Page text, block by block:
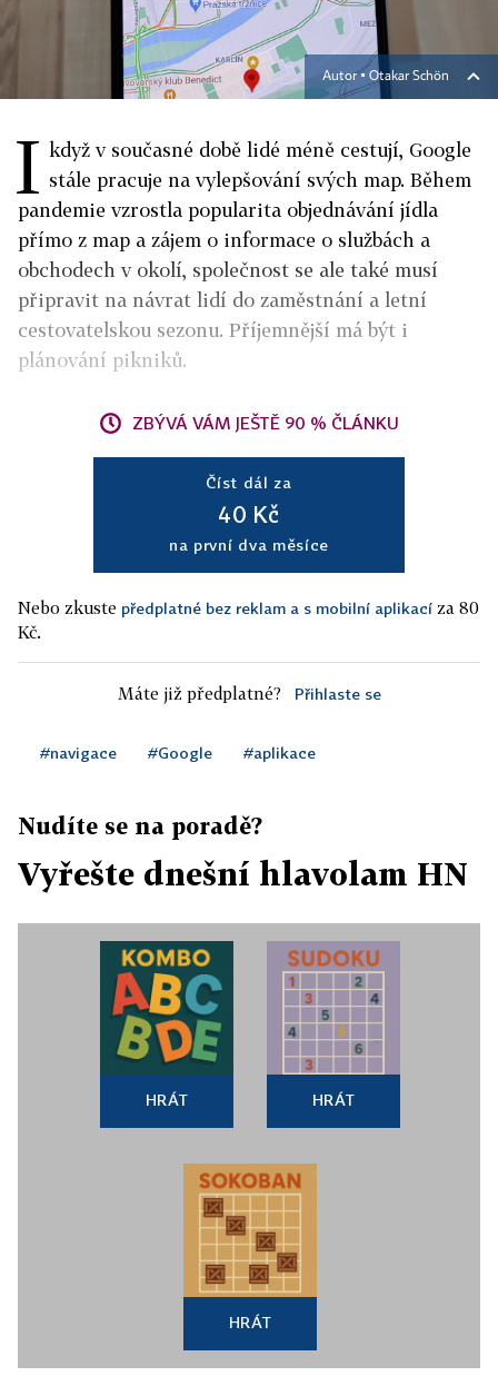
Autor ▪ Otakar Schön
I když v současné době lidé méně cestují, Google
stále pracuje na vylepšování svých map. Během
pandemie vzrostla popularita objednávání jídla
přímo z map a zájem o informace o službách a
obchodech v okolí, společnost se ale také musí
připravit na návrat lidí do zaměstnání a letní
cestovatelskou sezonu. Příjemnější má být i
plánování pikniků.
ZBÝVÁ VÁM JEŠTĚ 90 % ČLÁNKU
Číst dál za
40 Kč
na první dva měsíce
Nebo zkuste předplatné bez reklam a s mobilní aplikací za 80
Kč.
Máte již předplatné? Přihlaste se
#navigace #Google #aplikace
Nudíte se na poradě?
Vyřešte dnešní hlavolam HN
HRÁT HRÁT
HRÁT